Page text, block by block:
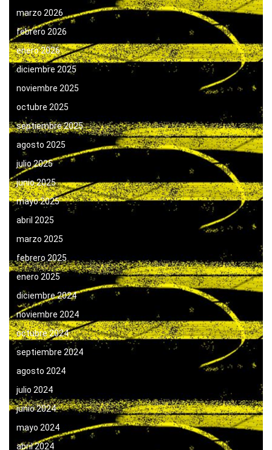
marzo 2026
febrero 2026
enero 2026
diciembre 2025
noviembre 2025
octubre 2025
septiembre 2025
agosto 2025
julio 2025
junio 2025
mayo 2025
abril 2025
marzo 2025
febrero 2025
enero 2025
diciembre 2024
noviembre 2024
octubre 2024
septiembre 2024
agosto 2024
julio 2024
junio 2024
mayo 2024
abril 2024